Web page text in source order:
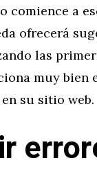
comience a
ofrecerá
las
muy bien
su sitio web.